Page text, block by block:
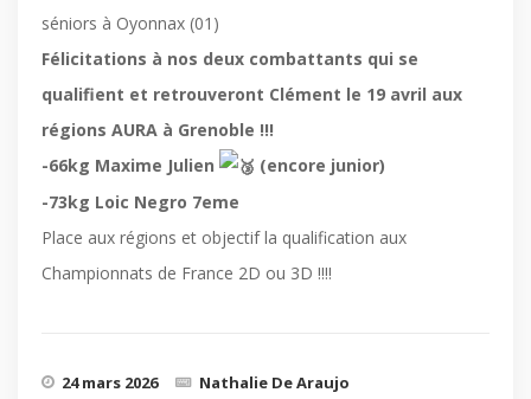
séniors à Oyonnax (01)
Félicitations à nos deux combattants qui se
qualifient et retrouveront Clément le 19 avril aux
régions AURA à Grenoble !!!
-66kg Maxime Julien
(encore junior)
-73kg Loic Negro 7eme
Place aux régions et objectif la qualification aux
Championnats de France 2D ou 3D !!!!
24 mars 2026
Nathalie De Araujo